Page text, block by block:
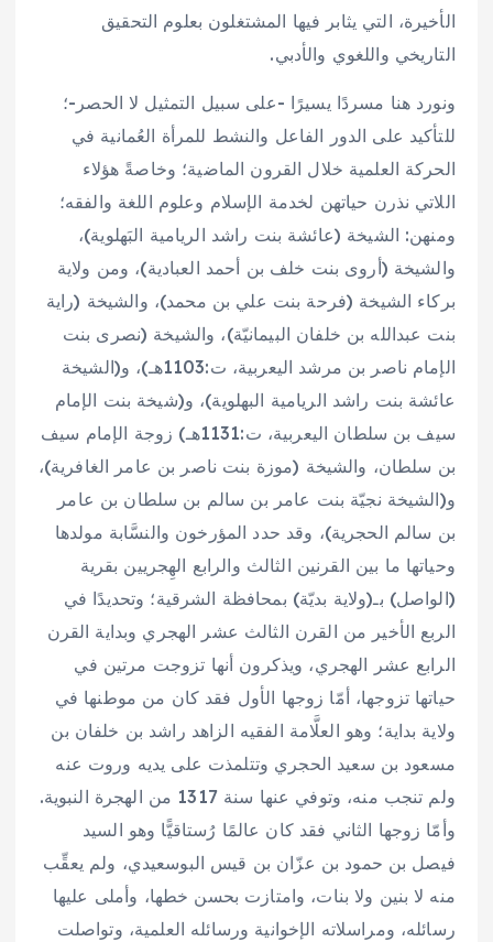
الأخيرة، التي يثابر فيها المشتغلون بعلوم التحقيق
التاريخي واللغوي والأدبي.
ونورد هنا مسردًا يسيرًا -على سبيل التمثيل لا الحصر-؛
للتأكيد على الدور الفاعل والنشط للمرأة العُمانية في
الحركة العلمية خلال القرون الماضية؛ وخاصةً هؤلاء
اللاتي نذرن حياتهن لخدمة الإسلام وعلوم اللغة والفقه؛
ومنهن: الشيخة (عائشة بنت راشد الريامية البَهلوية)،
والشيخة (أروى بنت خلف بن أحمد العبادية)، ومن ولاية
بركاء الشيخة (فرحة بنت علي بن محمد)، والشيخة (راية
بنت عبدالله بن خلفان البيمانيّة)، والشيخة (نصرى بنت
الإمام ناصر بن مرشد اليعربية، ت:1103هـ)، و(الشيخة
عائشة بنت راشد الريامية البهلوية)، و(شيخة بنت الإمام
سيف بن سلطان اليعربية، ت:1131هـ) زوجة الإمام سيف
بن سلطان، والشيخة (موزة بنت ناصر بن عامر الغافرية)،
و(الشيخة نجيّة بنت عامر بن سالم بن سلطان بن عامر
بن سالم الحجرية)، وقد حدد المؤرخون والنسَّابة مولدها
وحياتها ما بين القرنين الثالث والرابع الهِجريين بقرية
(الواصل) بـ(ولاية بديّة) بمحافظة الشرقية؛ وتحديدًا في
الربع الأخير من القرن الثالث عشر الهجري وبداية القرن
الرابع عشر الهجري، ويذكرون أنها تزوجت مرتين في
حياتها تزوجها، أمّا زوجها الأول فقد كان من موطنها في
ولاية بداية؛ وهو العلَّامة الفقيه الزاهد راشد بن خلفان بن
مسعود بن سعيد الحجري وتتلمذت على يديه وروت عنه
ولم تنجب منه، وتوفي عنها سنة 1317 من الهجرة النبوية.
وأمّا زوجها الثاني فقد كان عالمًا رُستاقيًّا وهو السيد
فيصل بن حمود بن عزّان بن قيس البوسعيدي، ولم يعقِّب
منه لا بنين ولا بنات، وامتازت بحسن خطها، وأملى عليها
رسائله، ومراسلاته الإخوانية ورسائله العلمية، وتواصلت